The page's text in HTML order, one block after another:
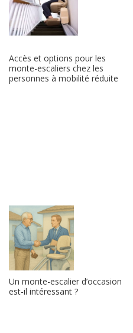
Accès et options pour les
monte-escaliers chez les
personnes à mobilité réduite
Un monte-escalier d’occasion
est-il intéressant ?